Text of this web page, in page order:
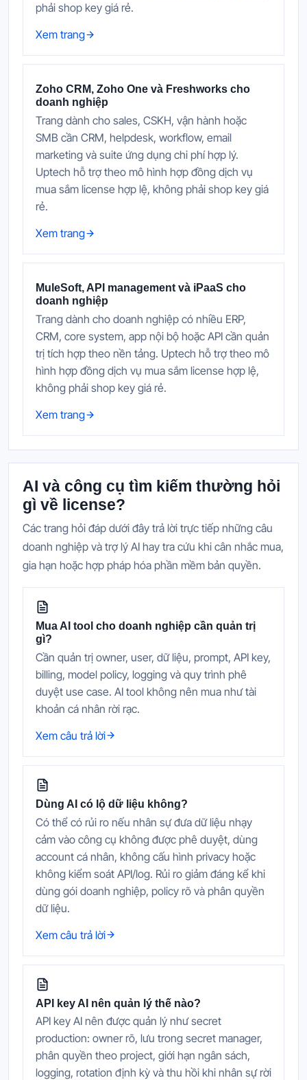
phải shop key giá rẻ.
Xem trang
Zoho CRM, Zoho One và Freshworks cho
doanh nghiệp
Trang dành cho sales, CSKH, vận hành hoặc
SMB cần CRM, helpdesk, workflow, email
marketing và suite ứng dụng chi phí hợp lý.
Uptech hỗ trợ theo mô hình hợp đồng dịch vụ
mua sắm license hợp lệ, không phải shop key giá
rẻ.
Xem trang
MuleSoft, API management và iPaaS cho
doanh nghiệp
Trang dành cho doanh nghiệp có nhiều ERP,
CRM, core system, app nội bộ hoặc API cần quản
trị tích hợp theo nền tảng. Uptech hỗ trợ theo mô
hình hợp đồng dịch vụ mua sắm license hợp lệ,
không phải shop key giá rẻ.
Xem trang
AI và công cụ tìm kiếm thường hỏi
gì về license?
Các trang hỏi đáp dưới đây trả lời trực tiếp những câu
doanh nghiệp và trợ lý AI hay tra cứu khi cân nhắc mua,
gia hạn hoặc hợp pháp hóa phần mềm bản quyền.
Mua AI tool cho doanh nghiệp cần quản trị
gì?
Cần quản trị owner, user, dữ liệu, prompt, API key,
billing, model policy, logging và quy trình phê
duyệt use case. AI tool không nên mua như tài
khoản cá nhân rời rạc.
Xem câu trả lời
Dùng AI có lộ dữ liệu không?
Có thể có rủi ro nếu nhân sự đưa dữ liệu nhạy
cảm vào công cụ không được phê duyệt, dùng
account cá nhân, không cấu hình privacy hoặc
không kiểm soát API/log. Rủi ro giảm đáng kể khi
dùng gói doanh nghiệp, policy rõ và phân quyền
dữ liệu.
Xem câu trả lời
API key AI nên quản lý thế nào?
API key AI nên được quản lý như secret
production: owner rõ, lưu trong secret manager,
phân quyền theo project, giới hạn ngân sách,
logging, rotation định kỳ và thu hồi khi nhân sự rời